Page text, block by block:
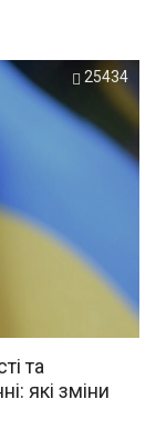
25434
та
які зміни